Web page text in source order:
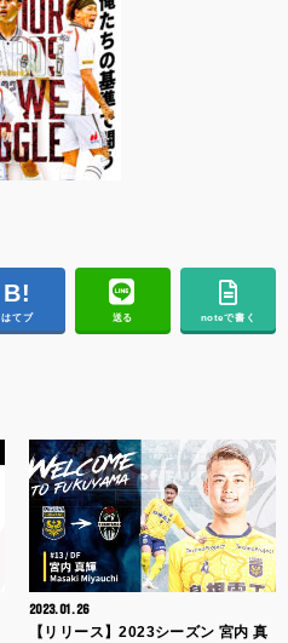
はてブ 送る noteで書く
2023.01.26
【リリース】2023シーズン 宮内 真